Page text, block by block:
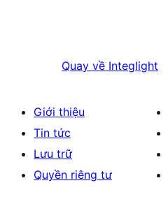
Quay về Integlight
Giới thiệu
Tin tức
Lưu trữ
Quyền riêng tư